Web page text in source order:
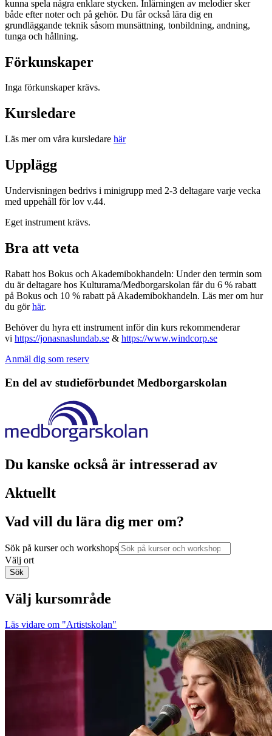
kunna spela några enklare stycken. Inlärningen av melodier sker
både efter noter och på gehör. Du får också lära dig en
grundläggande teknik såsom munsättning, tonbildning, andning,
tunga och hållning.
Förkunskaper
Inga förkunskaper krävs.
Kursledare
Läs mer om våra kursledare här
Upplägg
Undervisningen bedrivs i minigrupp med 2-3 deltagare varje vecka
med uppehåll för lov v.44.
Eget instrument krävs.
Bra att veta
Rabatt hos Bokus och Akademibokhandeln: Under den termin som
du är deltagare hos Kulturama/Medborgarskolan får du 6 % rabatt
på Bokus och 10 % rabatt på Akademibokhandeln. Läs mer om hur
du görhär.
Behöver du hyra ett instrument inför din kurs rekommenderar
vi https://jonasnaslundab.se & https://www.windcorp.se
Anmäl dig som reserv
En del av studieförbundet Medborgarskolan
Du kanske också är intresserad av
Aktuellt
Vad vill du lära dig mer om?
Sök på kurser och workshops
Välj ort
Sök
Välj kursområde
Läs vidare om "Artistskolan"